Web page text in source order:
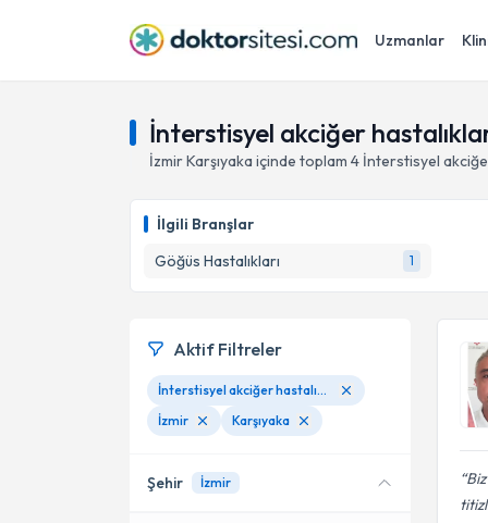
Uzmanlar
İnterstisyel akciğer
İzmirKarşıyaka içinde toplam 4 İnterstisyel
İlgili Branşlar
Göğüs Hastalıkları
1
Aktif Filtreler
İnterstisyel akciğer hastalıkları
İzmir
Karşıyaka
Şehir İzmir